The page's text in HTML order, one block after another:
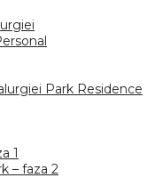
Park Residence
1
– faza 2